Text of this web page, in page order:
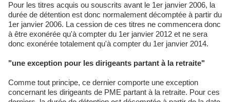
Pour les titres acquis ou souscrits avant le 1er janvier 2006, la
durée de détention est donc normalement décomptée à partir du
1er janvier 2006. La cession de ces titres ne commencera donc
à être exonérée qu'à compter du 1er janvier 2012 et ne sera
donc exonérée totalement qu'à compter du 1er janvier 2014.
"une exception pour les dirigeants partant à la retraite"
Comme tout principe, ce dernier comporte une exception
concernant les dirigeants de PME partant à la retraite. Pour ces